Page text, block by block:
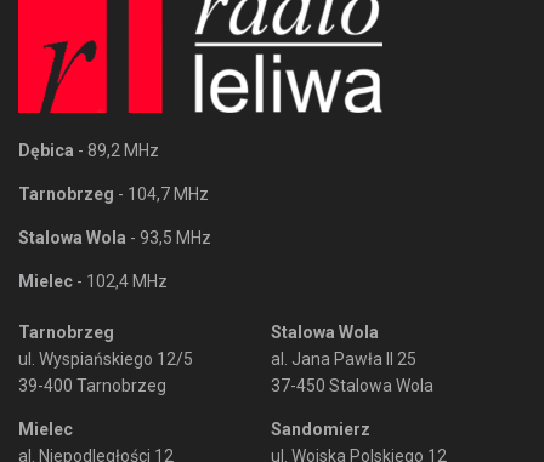
Dębica - 89,2 MHz
Tarnobrzeg - 104,7 MHz
Stalowa Wola - 93,5 MHz
Mielec - 102,4 MHz
Tarnobrzeg
ul. Wyspiańskiego 12/5
39-400 Tarnobrzeg
Mielec
al. Niepodległości 12
Stalowa Wola
al. Jana Pawła II 25
37-450 Stalowa Wola
Sandomierz
ul. Wojska Polskiego 12